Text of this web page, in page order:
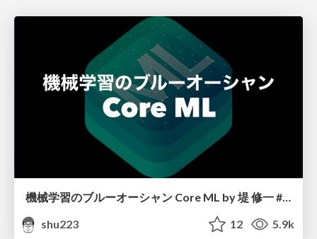
機械学習のブルーオーシャン Core ML by 堤 修一 #iOSDC Japan 2020
shu223
12 5.9k